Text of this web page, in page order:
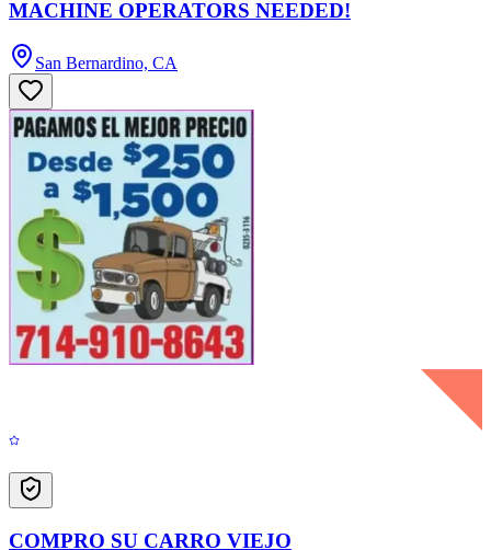
MACHINE OPERATORS NEEDED!
San Bernardino, CA
COMPRO SU CARRO VIEJO